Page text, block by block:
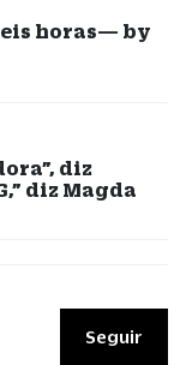
horas— by
diz
diz Magda
Seguir